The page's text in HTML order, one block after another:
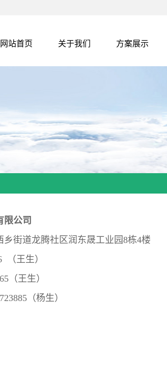
网站首页 关于我们 方案展示
限公司
乡街道龙腾社区润东晟工业园8栋4楼
（王生）
（王生）
（杨生）